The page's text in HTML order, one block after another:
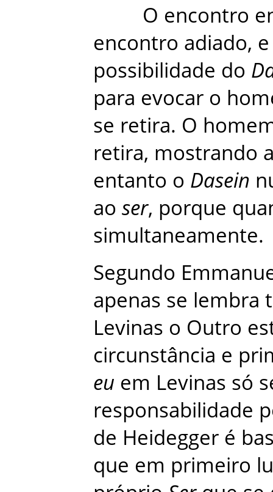
O encontro
encontro adiado, e
possibilidade do
para evocar o
se retira. O
retira, mostrando
entanto o Dasein
ao ser, porque
simultaneamente.
Segundo
apenas se lembra
Levinas o Outro
circunstância e
eu em Levinas só
responsabilidade
de Heidegger é
que em primeiro